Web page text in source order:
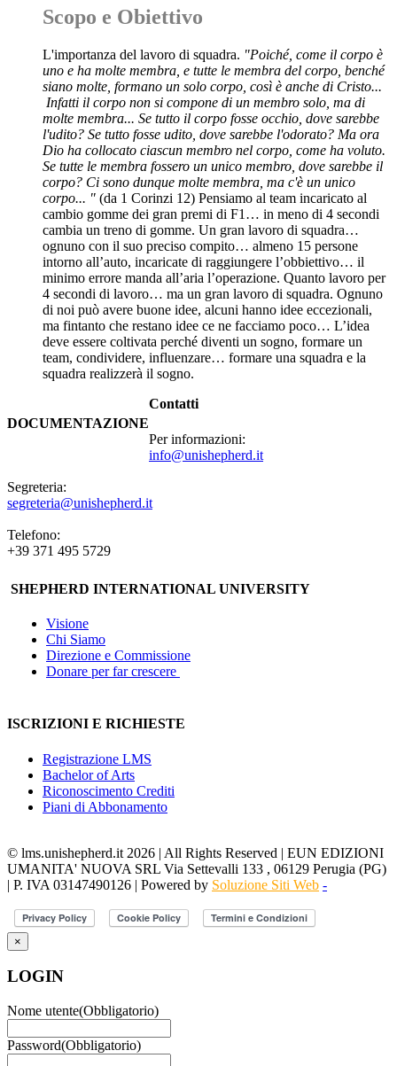
Scopo e Obiettivo
L'importanza del lavoro di squadra. "Poiché, come il corpo è
uno e ha molte membra, e tutte le membra del corpo, benché
siano molte, formano un solo corpo, così è anche di Cristo...
Infatti il corpo non si compone di un membro solo, ma di
molte membra... Se tutto il corpo fosse occhio, dove sarebbe
l'udito? Se tutto fosse udito, dove sarebbe l'odorato? Ma ora
Dio ha collocato ciascun membro nel corpo, come ha voluto.
Se tutte le membra fossero un unico membro, dove sarebbe il
corpo? Ci sono dunque molte membra, ma c'è un unico
corpo... " (da 1 Corinzi 12) Pensiamo al team incaricato al
cambio gomme dei gran premi di F1… in meno di 4 secondi
cambia un treno di gomme. Un gran lavoro di squadra…
ognuno con il suo preciso compito… almeno 15 persone
intorno all’auto, incaricate di raggiungere l’obbiettivo… il
minimo errore manda all’aria l’operazione. Quanto lavoro per
4 secondi di lavoro… ma un gran lavoro di squadra. Ognuno
di noi può avere buone idee, alcuni hanno idee eccezionali,
ma fintanto che restano idee ce ne facciamo poco… L’idea
deve essere coltivata perché diventi un sogno, formare un
team, condividere, influenzare… formare una squadra e la
squadra realizzerà il sogno.
DOCUMENTAZIONE
Contatti
Per informazioni:
info@unishepherd.it
Segreteria:
segreteria@unishepherd.it
Telefono:
+39 371 495 5729
SHEPHERD INTERNATIONAL UNIVERSITY
Visione
Chi Siamo
Direzione e Commissione
Donare per far crescere
ISCRIZIONI E RICHIESTE
Registrazione LMS
Bachelor of Arts
Riconoscimento Crediti
Piani di Abbonamento
© lms.unishepherd.it 2026 | All Rights Reserved | EUN EDIZIONI
UMANITA' NUOVA SRL Via Settevalli 133 , 06129 Perugia (PG)
| P. IVA 03147490126 | Powered by Soluzione Siti Web -
×
LOGIN
Nome utente(Obbligatorio)
Password(Obbligatorio)